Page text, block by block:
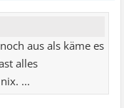
aus als käme es
alles
...